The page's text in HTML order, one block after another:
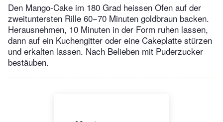
Den Mango-Cake im 180 Grad heissen Ofen auf der
zweituntersten Rille 60−70 Minuten goldbraun backen.
Herausnehmen, 10 Minuten in der Form ruhen lassen,
dann auf ein Kuchengitter oder eine Cakeplatte stürzen
und erkalten lassen. Nach Belieben mit Puderzucker
bestäuben.